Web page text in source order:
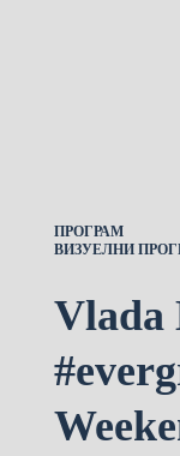
ПРОГРАМ
ВИЗУЕЛНИ
Vlada